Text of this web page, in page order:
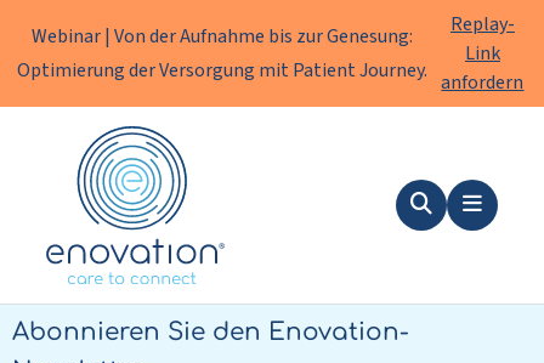
Webinar | Von der Aufnahme bis zur Genesung:
Optimierung der Versorgung mit Patient Journey.
Replay-
Link
anfordern
Enovation
SucheMenu
Stets informiert bleiben?
Abonnieren Sie den Enovation-